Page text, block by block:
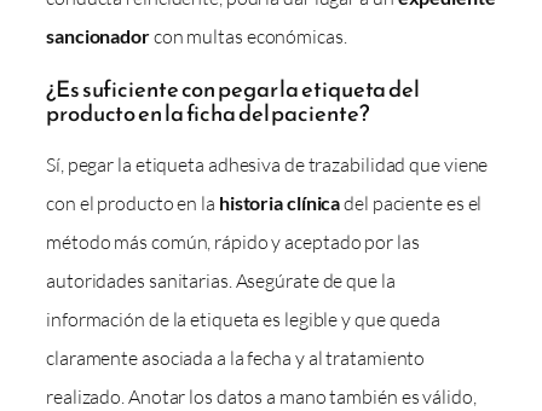
sancionadorcon multas económicas.
¿Es suficiente con pegar la etiqueta del
producto en la ficha del paciente?
Sí, pegar la etiqueta adhesiva de trazabilidad que viene
con el producto en la historia clínicadel paciente es el
método más común, rápido y aceptado por las
autoridades sanitarias. Asegúrate de que la
información de la etiqueta es legible y que queda
claramente asociada a la fecha y al tratamiento
realizado. Anotar los datos a mano también es válido,